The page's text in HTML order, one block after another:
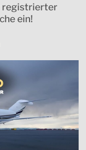
registrierter
ein!